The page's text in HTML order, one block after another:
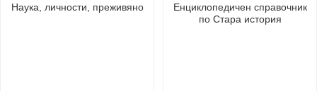
Наука, личности, преживяно
Енциклопедичен справочник
по Стара история